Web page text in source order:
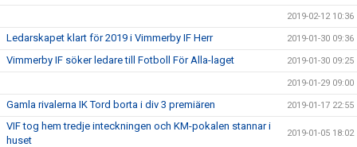
2019-02-12 10:36
Ledarskapet klart för 2019 i Vimmerby IF Herr 2019-01-30 09:36
Vimmerby IF söker ledare till Fotboll För Alla-laget 2019-01-30 09:25
2019-01-29 09:00
Gamla rivalerna IK Tord borta i div 3 premiären 2019-01-17 22:55
VIF tog hem tredje inteckningen och KM-pokalen stannar i
huset
2019-01-05 18:02